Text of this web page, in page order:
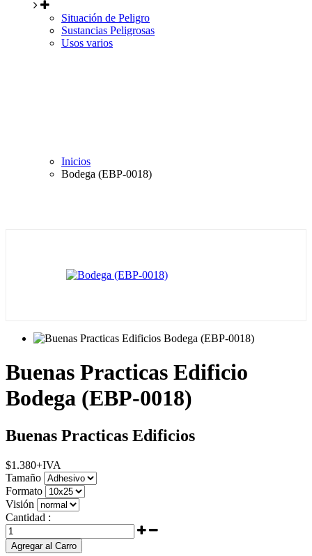
Situación de Peligro
Sustancias Peligrosas
Usos varios
Inicios
Bodega (EBP-0018)
Buenas Practicas Edificio
Bodega (EBP-0018)
Buenas Practicas Edificios
$1.380+IVA
Tamaño
Formato
Visión
Cantidad :
Agregar al Carro